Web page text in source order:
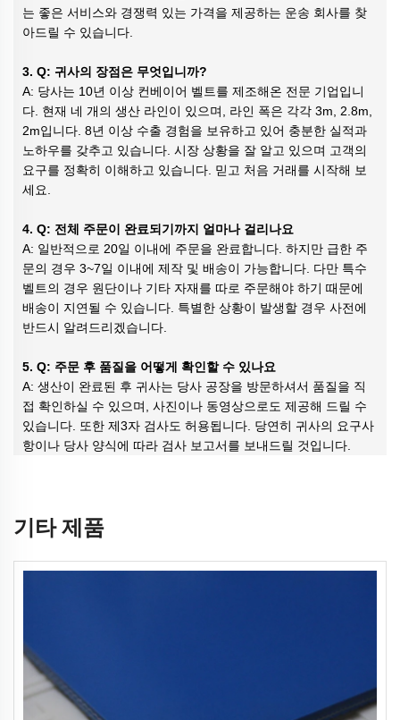
는 좋은 서비스와 경쟁력 있는 가격을 제공하는 운송 회사를 찾
아드릴 수 있습니다.
3. Q: 귀사의 장점은 무엇입니까?
A: 당사는 10년 이상 컨베이어 벨트를 제조해온 전문 기업입니
다. 현재 네 개의 생산 라인이 있으며, 라인 폭은 각각 3m, 2.8m,
2m입니다. 8년 이상 수출 경험을 보유하고 있어 충분한 실적과
노하우를 갖추고 있습니다. 시장 상황을 잘 알고 있으며 고객의
요구를 정확히 이해하고 있습니다. 믿고 처음 거래를 시작해 보
세요.
4. Q: 전체 주문이 완료되기까지 얼마나 걸리나요
A: 일반적으로 20일 이내에 주문을 완료합니다. 하지만 급한 주
문의 경우 3~7일 이내에 제작 및 배송이 가능합니다. 다만 특수
벨트의 경우 원단이나 기타 자재를 따로 주문해야 하기 때문에
배송이 지연될 수 있습니다. 특별한 상황이 발생할 경우 사전에
반드시 알려드리겠습니다.
5. Q: 주문 후 품질을 어떻게 확인할 수 있나요
A: 생산이 완료된 후 귀사는 당사 공장을 방문하셔서 품질을 직
접 확인하실 수 있으며, 사진이나 동영상으로도 제공해 드릴 수
있습니다. 또한 제3자 검사도 허용됩니다. 당연히 귀사의 요구사
항이나 당사 양식에 따라 검사 보고서를 보내드릴 것입니다.
기타 제품